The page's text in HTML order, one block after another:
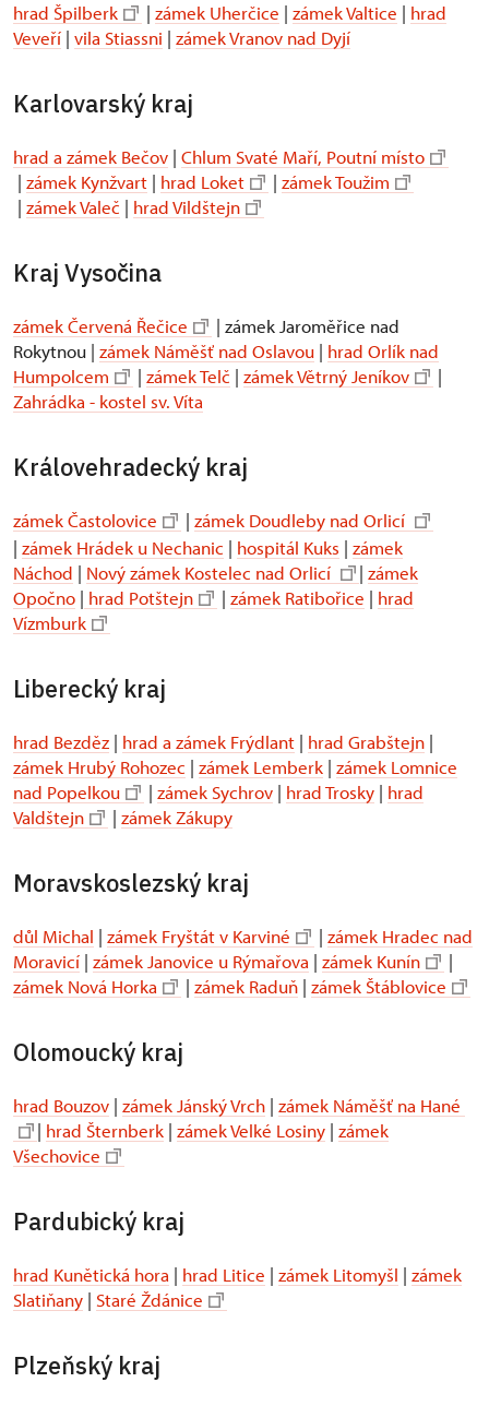
hrad Špilberk | zámek Uherčice | zámek Valtice | hrad
Veveří | vila Stiassni | zámek Vranov nad Dyjí
Karlovarský kraj
hrad a zámek Bečov | Chlum Svaté Maří, Poutní místo
| zámek Kynžvart | hrad Loket | zámek Toužim
| zámek Valeč | hrad Vildštejn
Kraj Vysočina
zámek Červená Řečice
| zámek Jaroměřice nad
Rokytnou | zámek Náměšť nad Oslavou | hrad Orlík nad
Humpolcem
| zámek Telč | zámek Větrný Jeníkov
|
Zahrádka - kostel sv. Víta
Královehradecký kraj
zámek Častolovice | zámek Doudleby nad Orlicí
| zámek Hrádek u Nechanic | hospitál Kuks | zámek
Náchod | Nový zámek Kostelec nad Orlicí | zámek
Opočno | hrad Potštejn | zámek Ratibořice | hrad
Vízmburk
Liberecký kraj
hrad Bezděz | hrad a zámek Frýdlant | hrad Grabštejn |
zámek Hrubý Rohozec | zámek Lemberk | zámek Lomnice
nad Popelkou
| zámek Sychrov | hrad Trosky | hrad
Valdštejn
| zámek Zákupy
Moravskoslezský kraj
důl Michal | zámek Fryštát v Karviné | zámek Hradec nad
Moravicí | zámek Janovice u Rýmařova | zámek Kunín
|
zámek Nová Horka
| zámek Raduň | zámek Štáblovice
Olomoucký kraj
hrad Bouzov | zámek Jánský Vrch | zámek Náměšť na Hané
| hrad Šternberk | zámek Velké Losiny | zámek
Všechovice
Pardubický kraj
hrad Kunětická hora | hrad Litice | zámek Litomyšl | zámek
Slatiňany | Staré Ždánice
Plzeňský kraj